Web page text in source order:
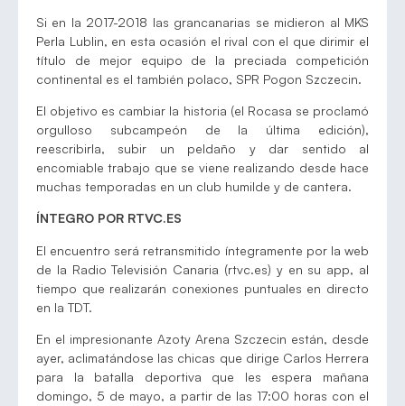
Si en la 2017-2018 las grancanarias se midieron al MKS
Perla Lublin, en esta ocasión el rival con el que dirimir el
título de mejor equipo de la preciada competición
continental es el también polaco, SPR Pogon Szczecin.
El objetivo es cambiar la historia (el Rocasa se proclamó
orgulloso subcampeón de la última edición),
reescribirla, subir un peldaño y dar sentido al
encomiable trabajo que se viene realizando desde hace
muchas temporadas en un club humilde y de cantera.
ÍNTEGRO POR RTVC.ES
El encuentro será retransmitido íntegramente por la web
de la Radio Televisión Canaria (rtvc.es) y en su app, al
tiempo que realizarán conexiones puntuales en directo
en la TDT.
En el impresionante Azoty Arena Szczecin están, desde
ayer, aclimatándose las chicas que dirige Carlos Herrera
para la batalla deportiva que les espera mañana
domingo, 5 de mayo, a partir de las 17:00 horas con el